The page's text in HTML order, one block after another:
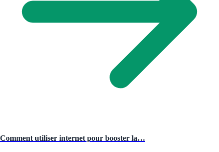
Comment utiliser internet pour booster la…